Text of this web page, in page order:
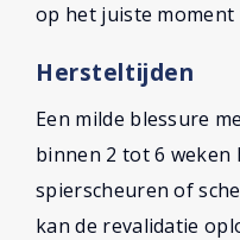
op het juiste moment
Hersteltijden
Een milde blessure
binnen 2 tot 6
spierscheuren of
kan de revalidatie